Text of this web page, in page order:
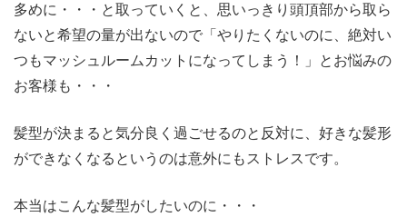
多めに・・・と取っていくと、思いっきり頭頂部から取ら
ないと希望の量が出ないので「やりたくないのに、絶対い
つもマッシュルームカットになってしまう！」とお悩みの
お客様も・・・
髪型が決まると気分良く過ごせるのと反対に、好きな髪形
ができなくなるというのは意外にもストレスです。
本当はこんな髪型がしたいのに・・・